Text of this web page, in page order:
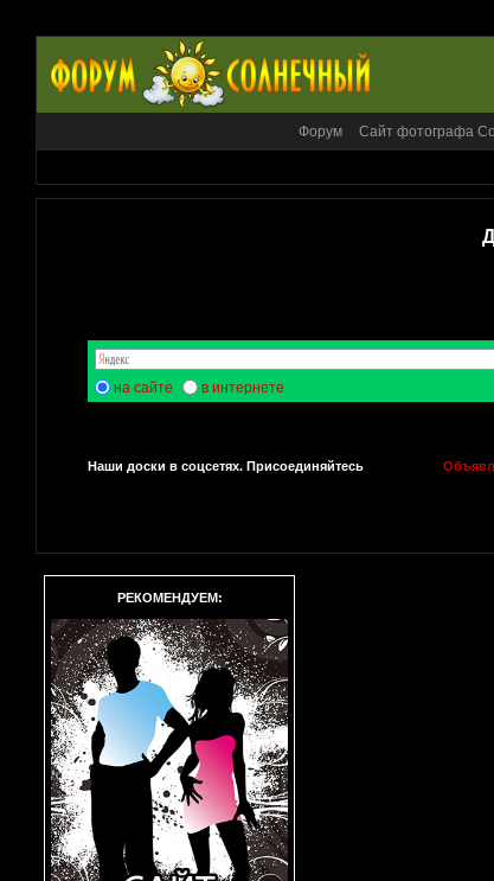
Форум Сайт фотографа
на сайте в интернете
Наши доски в соцсетях. Присоединяйтесь
РЕКОМЕНДУЕМ: